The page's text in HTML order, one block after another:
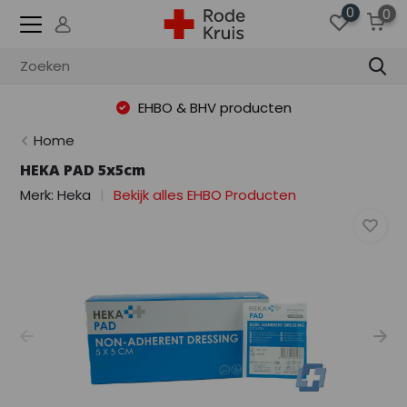
0 0
EHBO & BHV producten
Home
HEKA PAD 5x5cm
Merk:Heka Bekijk alles EHBO Producten